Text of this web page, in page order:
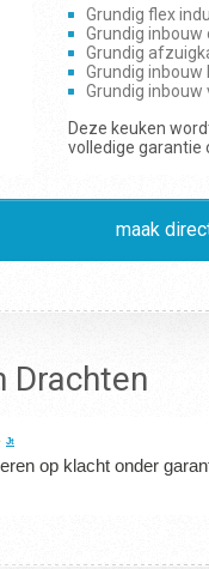
Grundig flex
Grundig inbouw
Grundig
Grundig inbouw
Grundig
Deze keuken
volledige garantie
maak
Drachten